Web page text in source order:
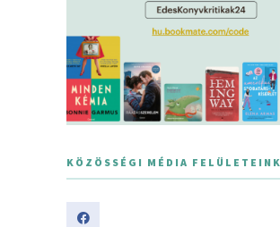
KÖZÖSSÉGI MÉDIA FELÜLETEINK